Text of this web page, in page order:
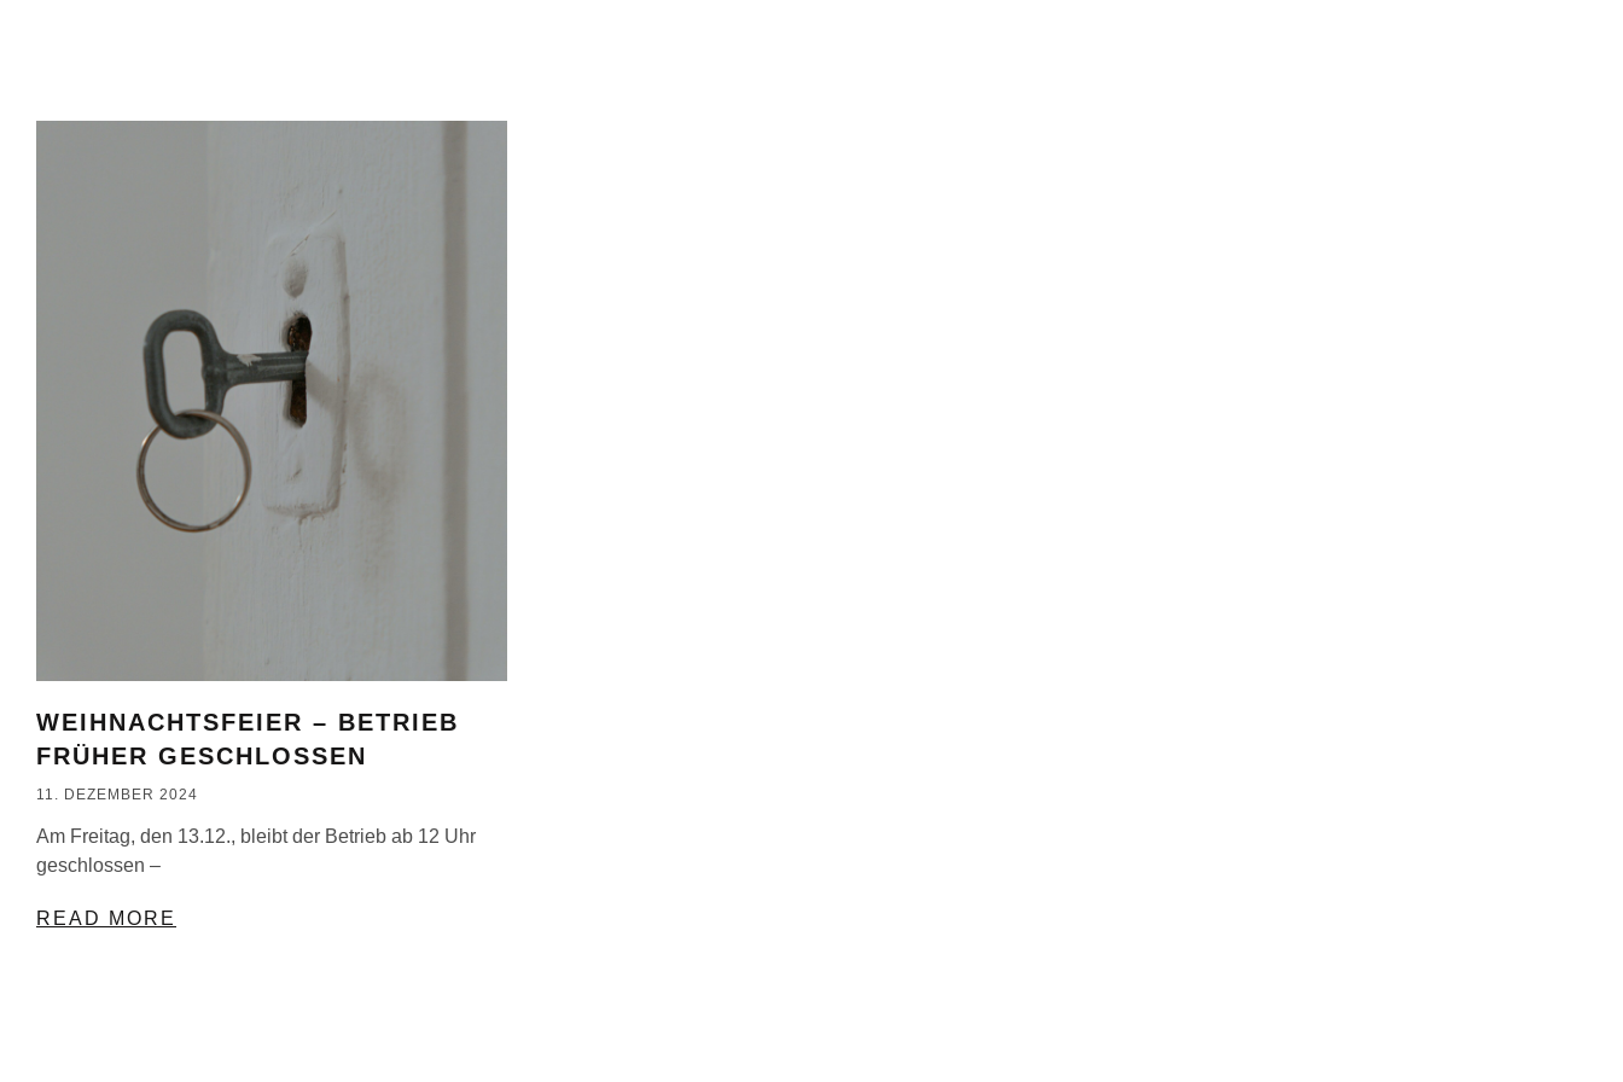
WEIHNACHTSFEIER – BETRIEB
FRÜHER GESCHLOSSEN
11. DEZEMBER 2024
Am Freitag, den 13.12., bleibt der Betrieb ab 12 Uhr
geschlossen –
READ MORE